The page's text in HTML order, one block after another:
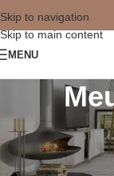
Skip to navigation
Skip to main content
MENU
Accueil Optimisation
Aucun produit ne